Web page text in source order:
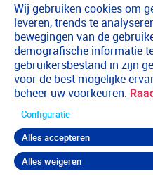
Wij gebruiken cookies om
leveren, trends te
bewegingen van de
demografische informatie
gebruikersbestand in zijn
voor de best mogelijke
beheer uw voorkeuren.
Configuratie
Alles accepteren
Alles weigeren